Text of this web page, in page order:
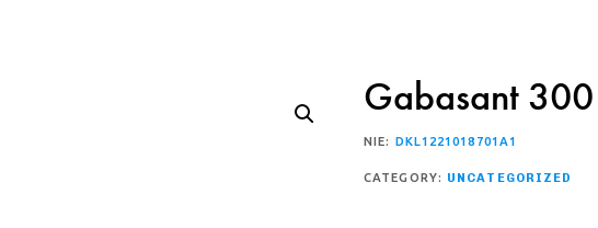
Gabasant
NIE: DKL1221018701A1
CATEGORY: UNCATEGORIZED